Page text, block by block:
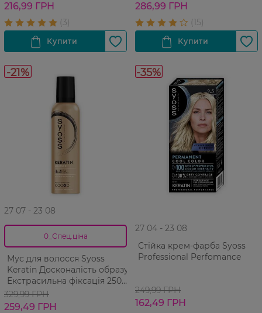
216,99 ГРН 286,99 ГРН
-21%
27 07 - 23 08
0_Спец.ціна
Мус для волосся Syoss
Keratin Досконалість образу
Екстрасильна фіксація 250
мл
329,99 ГРН
259,49 ГРН
-35%
27 04 - 23 08
Стійка крем-фарба Syoss
Professional Perfomance
249,99 ГРН
162,49 ГРН